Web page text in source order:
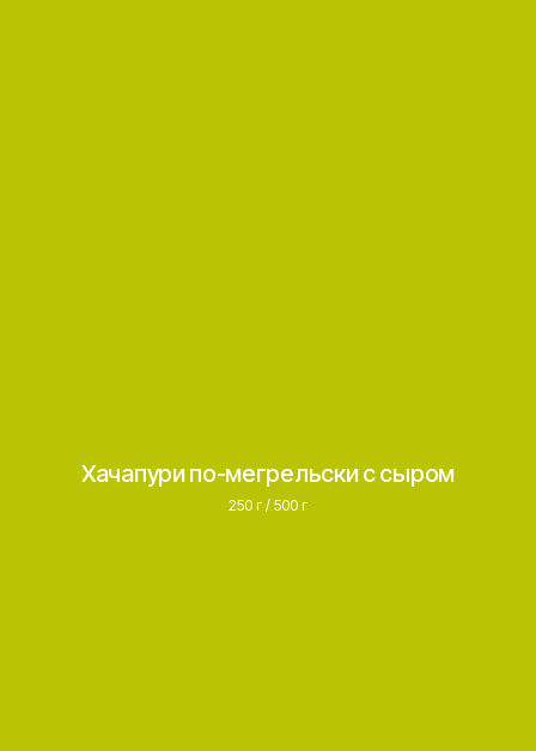
Хачапури по-мегрельски с сыром
250 г / 500 г